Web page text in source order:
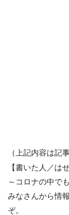
（上記内容は記
【書いた人／は
～コロナの中で
みなさんから情
ぞ。